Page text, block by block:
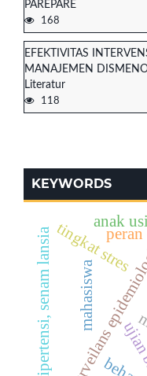
PAREPARE
168
EFEKTIVITAS
MANAJEMEN
Literatur
118
KEYWORDS
surveilans
tingkat stres
mahasiswa
hipertensi, senam lansia
anak